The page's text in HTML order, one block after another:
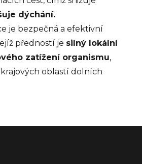
dýchání.
je bezpečná a efektivní
předností je silný lokální
zatížení organismu,
oblastí dolních